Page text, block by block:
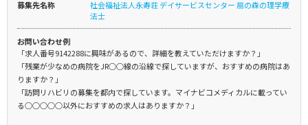
募集先名称
社会福祉法人永寿荘 デイサービスセンター 扇の森の理学療
法士
お問い合わせ例
「求人番号9142288に興味があるので、詳細を教えていただけますか？」
「残業が少なめの病院をJR○○線の沿線で探していますが、おすすめの病院はあ
りますか？」
「訪問リハビリの募集を都内で探しています。マイナビコメディカルに載ってい
る○○○○○以外におすすめの求人はありますか？」